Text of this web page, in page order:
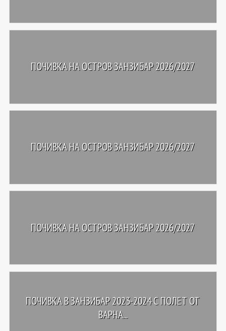
ПОЧИВКА НА ОСТРОВ ЗАНЗИБАР 2026/2027
ПОЧИВКА НА ОСТРОВ ЗАНЗИБАР 2026/2027
ПОЧИВКА НА ОСТРОВ ЗАНЗИБАР 2026/2027
ПОЧИВКА В ЗАНЗИБАР 2023-2024 С ПОЛЕТ ОТ
ВАРНА...